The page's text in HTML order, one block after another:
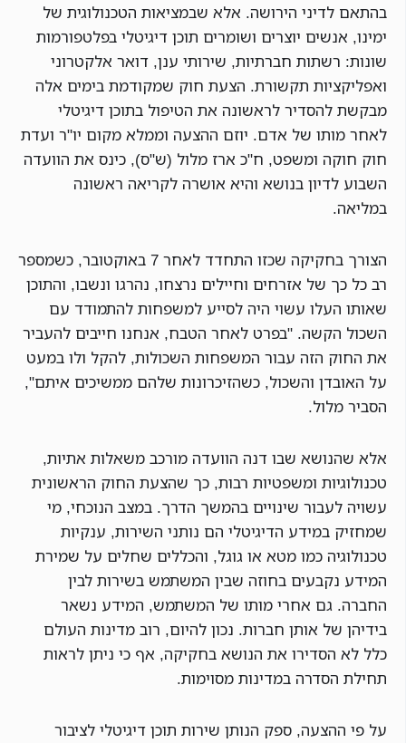
בהתאם לדיני הירושה. אלא שבמציאות הטכנולוגית של
ימינו, אנשים יוצרים ושומרים תוכן דיגיטלי בפלטפורמות
שונות: רשתות חברתיות, שירותי ענן, דואר אלקטרוני
ואפליקציות תקשורת. הצעת חוק שמקודמת בימים אלה
מבקשת להסדיר לראשונה את הטיפול בתוכן דיגיטלי
לאחר מותו של אדם. יוזם ההצעה וממלא מקום יו"ר ועדת
חוק חוקה ומשפט, ח"כ ארז מלול (ש"ס), כינס את הוועדה
השבוע לדיון בנושא והיא אושרה לקריאה ראשונה
במליאה.
הצורך בחקיקה שכזו התחדד לאחר 7 באוקטובר, כשמספר
רב כל כך של אזרחים וחיילים נרצחו, נהרגו ונשבו, והתוכן
שאותו העלו עשוי היה לסייע למשפחות להתמודד עם
השכול הקשה. "בפרט לאחר הטבח, אנחנו חייבים להעביר
את החוק הזה עבור המשפחות השכולות, להקל ולו במעט
על האובדן והשכול, כשהזיכרונות שלהם ממשיכים איתם",
הסביר מלול.
אלא שהנושא שבו דנה הוועדה מורכב משאלות אתיות,
טכנולוגיות ומשפטיות רבות, כך שהצעת החוק הראשונית
עשויה לעבור שינויים בהמשך הדרך. במצב הנוכחי, מי
שמחזיק במידע הדיגיטלי הם נותני השירות, ענקיות
טכנולוגיה כמו מטא או גוגל, והכללים שחלים על שמירת
המידע נקבעים בחוזה שבין המשתמש בשירות לבין
החברה. גם אחרי מותו של המשתמש, המידע נשאר
בידיהן של אותן חברות. נכון להיום, רוב מדינות העולם
כלל לא הסדירו את הנושא בחקיקה, אף כי ניתן לראות
תחילת הסדרה במדינות מסוימות.
על פי ההצעה, ספק הנותן שירות תוכן דיגיטלי לציבור